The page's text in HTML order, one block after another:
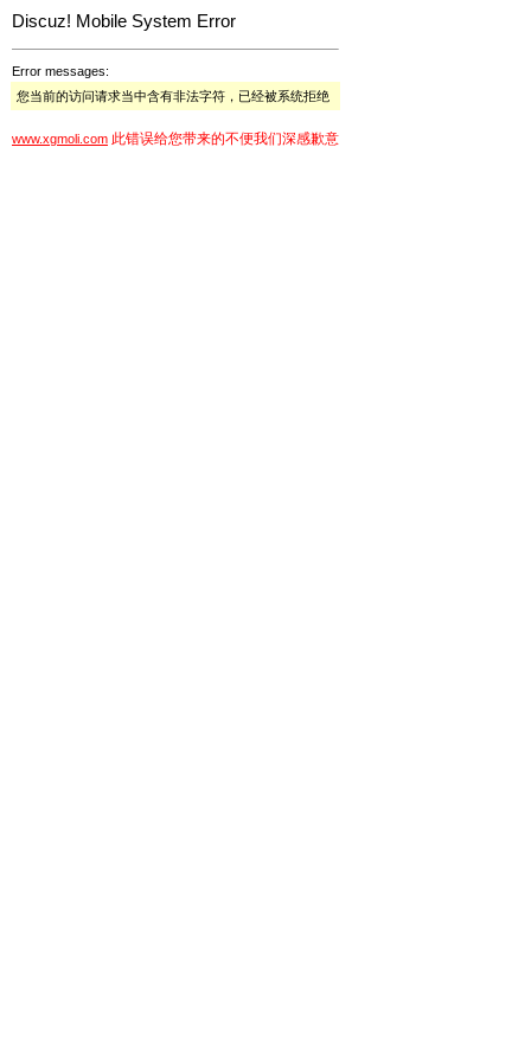
Discuz! Mobile System Error
Error messages:
您当前的访问请求当中含有非法字符，已经被系统拒绝
www.xgmoli.com 此错误给您带来的不便我们深感歉意